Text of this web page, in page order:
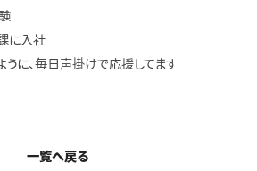
に入社
に、毎日声掛けで応援してます
一覧へ戻る